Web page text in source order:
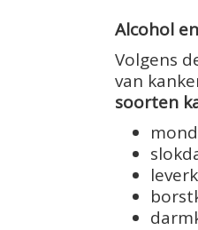
Alcohol
Volgens
van
soorten